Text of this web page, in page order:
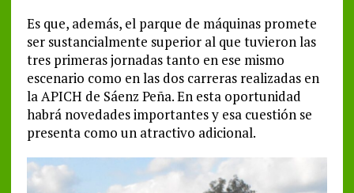
Es que, además, el parque de máquinas promete
ser sustancialmente superior al que tuvieron las
tres primeras jornadas tanto en ese mismo
escenario como en las dos carreras realizadas en
la APICH de Sáenz Peña. En esta oportunidad
habrá novedades importantes y esa cuestión se
presenta como un atractivo adicional.